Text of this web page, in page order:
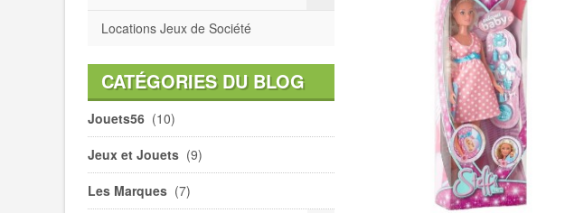
Locations Jeux de Société
CATÉGORIES DU BLOG
Jouets56 (10)
Jeux et Jouets (9)
Les Marques (7)